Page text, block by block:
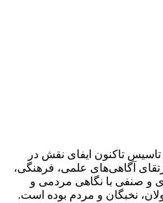
تاکنون ایفای نقش در
آگاهی‌های علمی، فرهنگی،
و صنفی با نگاهی مردمی و
نخبگان و مردم بوده است.